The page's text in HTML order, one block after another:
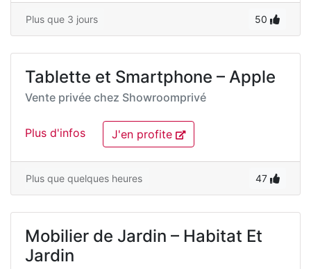
Plus que 3 jours 50
Tablette et Smartphone – Apple
Vente privée chez Showroomprivé
Plus d'infos J'en profite
Plus que quelques heures 47
Mobilier de Jardin – Habitat Et
Jardin